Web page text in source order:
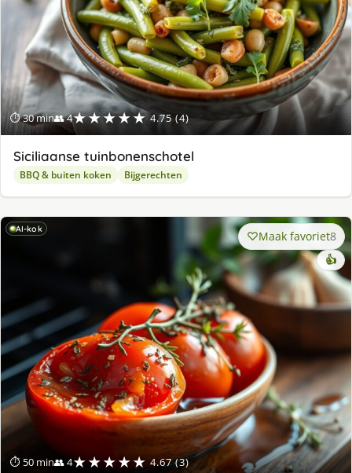
⏱ 30 min👥 4★★★★★ 4.75 (4)
Siciliaanse tuinbonenschotel
BBQ & buiten koken Bijgerechten
AI-kok
⏱ 50 min👥 4★★★★★ 4.67 (3)
Maak favoriet8
👍